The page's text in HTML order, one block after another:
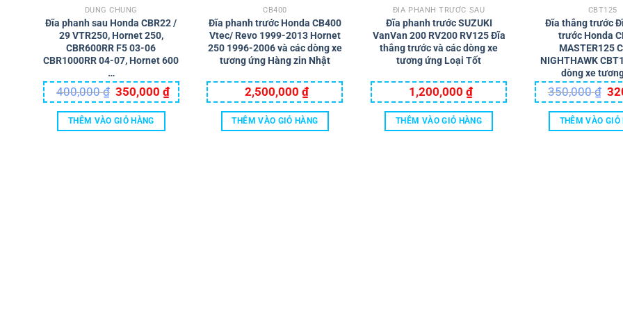
DÙNG CHUNG
Đĩa phanh sau Honda CBR22 /
29 VTR250, Hornet 250,
CBR600RR F5 03-06
CBR1000RR 04-07, Hornet 600
…
400,000₫ Giá
gốc
là:
400,000 ₫.
350,000 ₫Giá
hiện
THÊM VÀO GIỎ HÀNG
CB400
Đĩa phanh trước Honda CB400
Vtec/ Revo 1999-2013 Hornet
250 1996-2006 và các dòng xe
tương ứng Hàng zin Nhật
2,500,000 ₫
THÊM VÀO GIỎ HÀNG
ĐĨA PHANH TRƯỚC SAU
Đĩa phanh trước SUZUKI
VanVan 200 RV200 RV125 Đĩa
thắng trước và các dòng xe
tương ứng Loại Tốt
1,200,000 ₫
THÊM VÀO GIỎ HÀNG
CBT125
Đĩa thắng trước
trước Honda
MASTER125
NIGHTHAWK
dòng xe
350,000₫ Giá
gốc
là:
THÊM VÀO GIỎ